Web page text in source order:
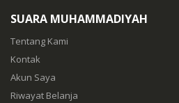
SUARA MUHAMMADIYAH
Tentang Kami
Kontak
Akun Saya
Riwayat Belanja